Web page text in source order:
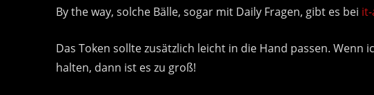
By the way, solche Bälle, sogar mit Daily Fragen, gibt es bei
Das Token sollte zusätzlich leicht in die Hand passen. Wenn
halten, dann ist es zu groß!